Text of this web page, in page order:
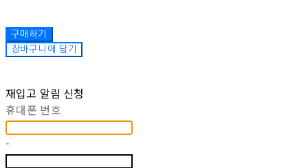
구매하기
장바구니에 담기
재입고 알림 신청
휴대폰 번호
-